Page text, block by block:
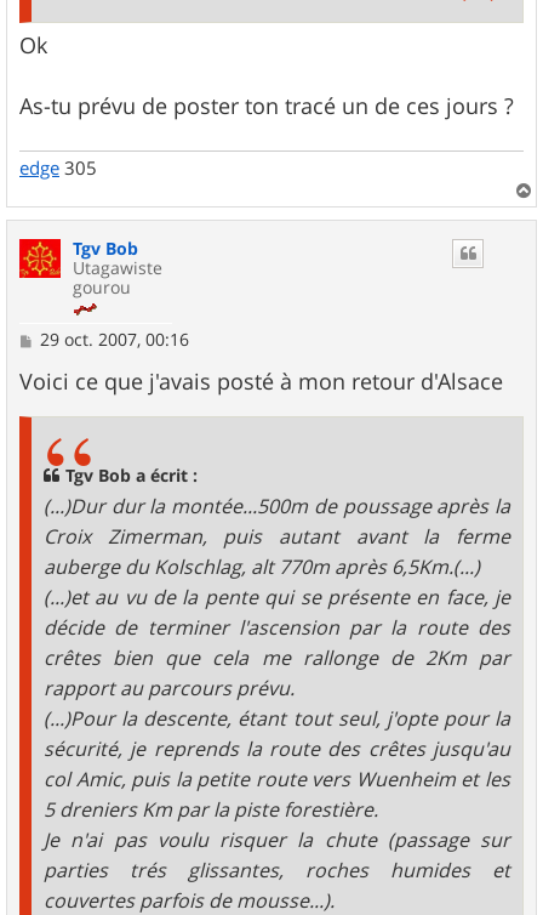
Ok
As-tu prévu de poster ton tracé un de ces jours ?
edge 305
a
Tgv Bob
Utagawiste
gourou
M
s
s
a
29 oct. 2007, 00:16
Voici ce que j'avais posté à mon retour d'Alsace
Tgv Bob a écrit :
(...)Dur dur la montée...500m de poussage après la
Croix Zimerman, puis autant avant la ferme
auberge du Kolschlag, alt 770m après 6,5Km.(...)
(...)et au vu de la pente qui se présente en face, je
décide de terminer l'ascension par la route des
crêtes bien que cela me rallonge de 2Km par
rapport au parcours prévu.
(...)Pour la descente, étant tout seul, j'opte pour la
sécurité, je reprends la route des crêtes jusqu'au
col Amic, puis la petite route vers Wuenheim et les
5 dreniers Km par la piste forestière.
Je n'ai pas voulu risquer la chute (passage sur
parties trés glissantes, roches humides et
couvertes parfois de mousse...).